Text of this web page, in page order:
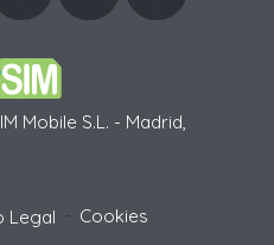
Mobile S.L. - Madrid,
Legal Cookies